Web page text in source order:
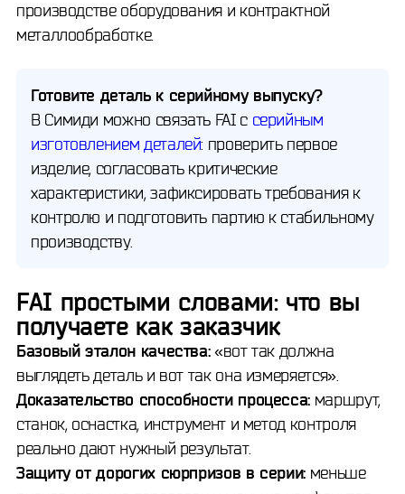
производстве оборудования и контрактной
металлообработке.
Готовите деталь к серийному выпуску?
В Симиди можно связать FAI с серийным
изготовлением деталей: проверить первое
изделие, согласовать критические
характеристики, зафиксировать требования к
контролю и подготовить партию к стабильному
производству.
FAI простыми словами: что вы
получаете как заказчик
Базовый эталон качества:«вот так должна
выглядеть деталь и вот так она измеряется».
Доказательство способности процесса: маршрут,
станок, оснастка, инструмент и метод контроля
реально дают нужный результат.
Защиту от дорогих сюрпризов в серии: меньше